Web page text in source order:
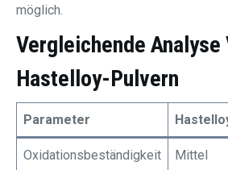
möglich.
Vergleichende Analyse
Hastelloy-Pulvern
Parameter
Oxidationsbeständigkeit Mittel